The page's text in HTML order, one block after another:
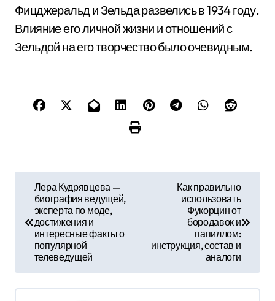
Фицджеральд и Зельда развелись в 1934 году.
Влияние его личной жизни и отношений с
Зельдой на его творчество было очевидным.
г
Лера Кудрявцева —
биография ведущей,
эксперта по моде,
достижения и
интересные факты о
популярной
телеведущей
Как правильно
использовать
Фукорцин от
бородавок и
папиллом:
инструкция, состав и
аналоги